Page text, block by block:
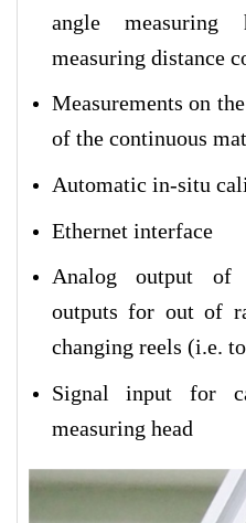
angle measuring
measuring distance
Measurements on
of the continuous
Automatic in-situ
Ethernet interface
Analog output of
outputs for out of
changing reels (i.e.
Signal input for
measuring head